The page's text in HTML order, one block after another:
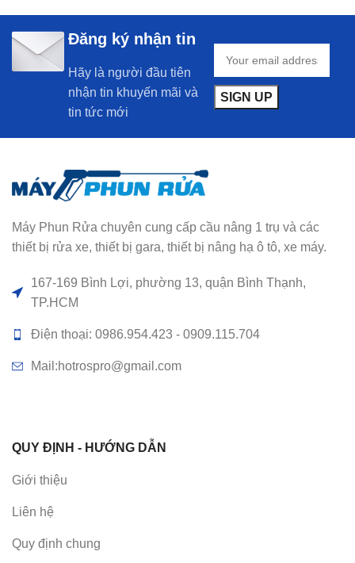
Đăng ký nhận tin
Hãy là người đầu tiên
nhận tin khuyến mãi và
tin tức mới
Máy Phun Rửa chuyên cung cấp cầu nâng 1 trụ và các
thiết bị rửa xe, thiết bị gara, thiết bị nâng hạ ô tô, xe máy.
167-169 Bình Lợi, phường 13, quận Bình Thạnh,
TP.HCM
Điện thoại: 0986.954.423 - 0909.115.704
Mail:hotrospro@gmail.com
QUY ĐỊNH - HƯỚNG DẪN
Giới thiệu
Liên hệ
Quy định chung